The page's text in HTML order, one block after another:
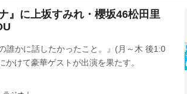
』に上坂すみれ・櫻坂46松田里
誰かに話したかったこと。』(月～木 後1:0
けて豪華ゲストが出演を果たす。